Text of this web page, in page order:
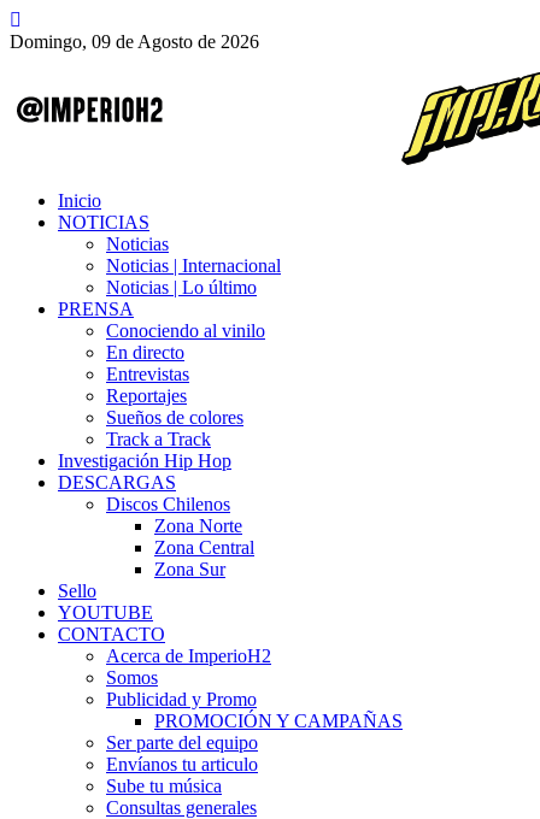
Domingo, 09 de Agosto de 2026
Inicio
NOTICIAS
Noticias
Noticias | Internacional
Noticias | Lo último
PRENSA
Conociendo al vinilo
En directo
Entrevistas
Reportajes
Sueños de colores
Track a Track
Investigación Hip Hop
DESCARGAS
Discos Chilenos
Zona Norte
Zona Central
Zona Sur
Sello
YOUTUBE
CONTACTO
Acerca de ImperioH2
Somos
Publicidad y Promo
PROMOCIÓN Y CAMPAÑAS
Ser parte del equipo
Envíanos tu articulo
Sube tu música
Consultas generales